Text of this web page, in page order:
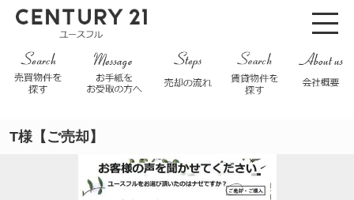
T様【ご売却】